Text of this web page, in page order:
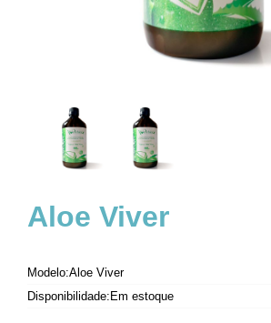
Aloe Viver
Modelo:Aloe Viver
Disponibilidade:Em estoque